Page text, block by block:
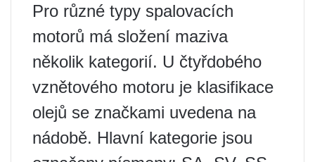
Pro různé typy spalovacích
motorů má složení maziva
několik kategorií. U čtyřdobého
vznětového motoru je klasifikace
olejů se značkami uvedena na
nádobě. Hlavní kategorie jsou